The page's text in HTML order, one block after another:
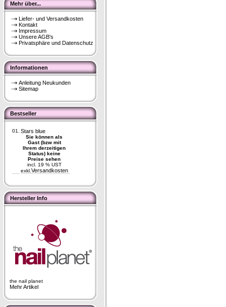
Mehr über...
Liefer- und Versandkosten
Kontakt
Impressum
Unsere AGB's
Privatsphäre und Datenschutz
Informationen
Anleitung Neukunden
Sitemap
Bestseller
01. Stars blue
Sie können als
Gast (bzw mit
Ihrem derzeitigen
Status) keine
Preise sehen
incl. 19 % UST
exkl. Versandkosten
Hersteller Info
the nail planet
Mehr Artikel